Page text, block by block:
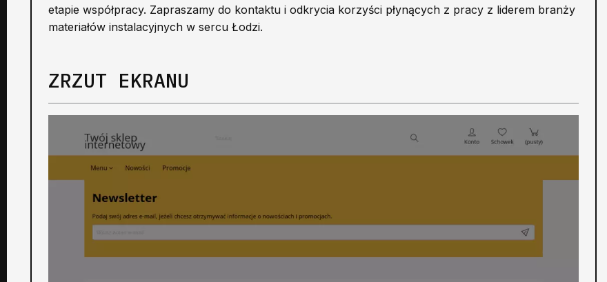
etapie współpracy. Zapraszamy do kontaktu i odkrycia korzyści płynących z pracy z liderem branży
materiałów instalacyjnych w sercu Łodzi.
ZRZUT EKRANU